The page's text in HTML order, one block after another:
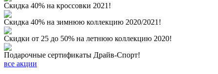
Скидка 40% на кроссовки 2021!
Скидка 40% на зимнюю коллекцию 2020/2021!
Скидки от 25 до 50% на летнюю коллекцию 2020!
Подарочные сертификаты Драйв-Спорт!
все акции